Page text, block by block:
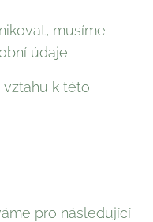
musíme
údaje.
k této
pro následující